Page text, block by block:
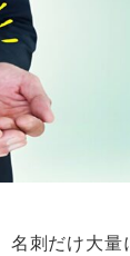
名刺だけ大量